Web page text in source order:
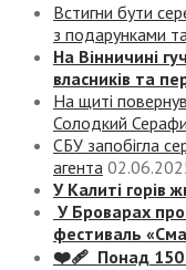
Встигни бути
з подарунками
На Вінничині
власників та
На щиті
Солодкий
СБУ запобігла
агента
У Калиті горів
У Броварах
фестиваль
❤️‍🩹 Понад 150